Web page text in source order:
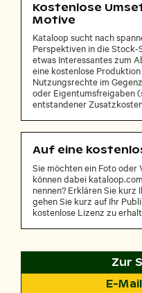
Kostenlose
Motive
Kataloop sucht nach
Perspektiven in die Stock-
etwas Interessantes zum
eine kostenlose
Nutzungsrechte im
oder Eigentumsfreigaben
entstandener
Auf eine
Sie möchten ein Foto oder
können dabei
nennen? Erklären Sie kurz
gehen Sie kurz auf Ihr
kostenlose Lizenz zu
Zur
E-